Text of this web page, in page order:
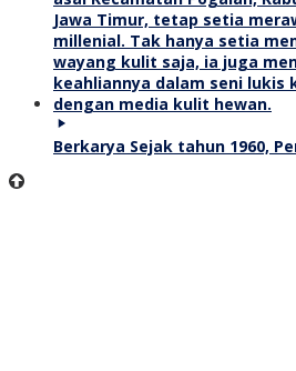
Berkarya Sejak tahun 1960,